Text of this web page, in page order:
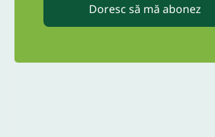
Doresc să mă abonez